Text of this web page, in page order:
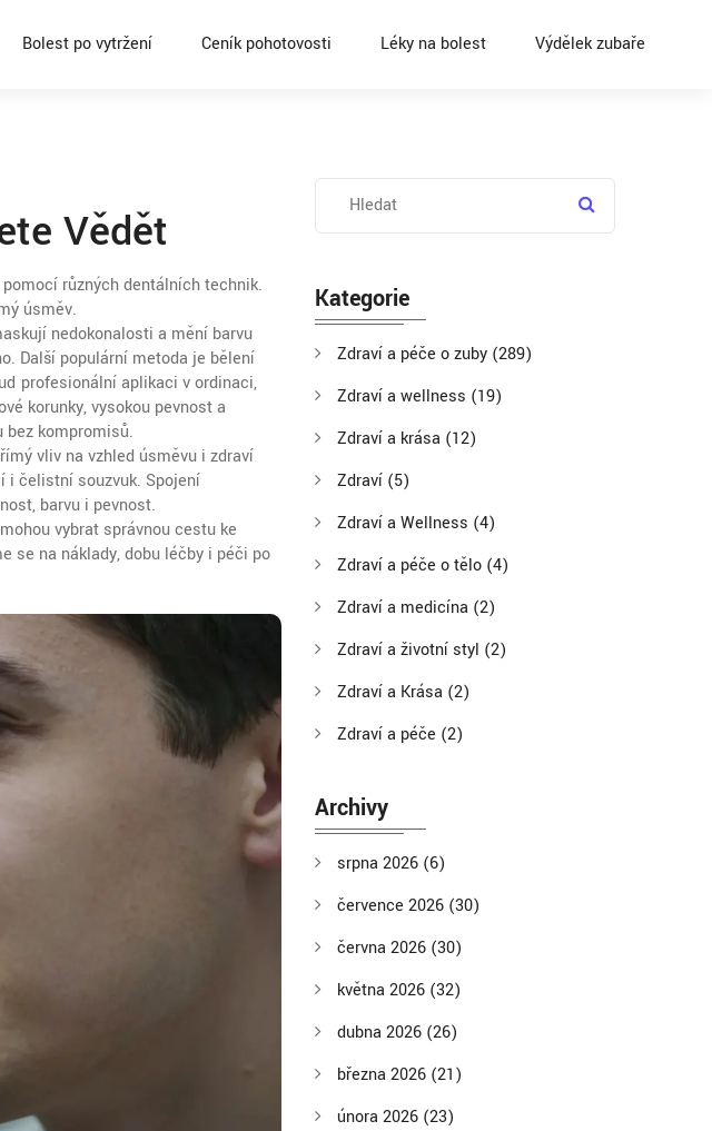
Bolest po vytržení Ceník pohotovosti Léky na bolest Výdělek zubaře
Vědět
různých dentálních technik.
úsměv.
nedokonalosti a mění barvu
Další populární metoda je bělení
profesionální aplikaci v ordinaci,
korunky,vysokou pevnost a
kompromisů.
vliv na vzhled úsměvu i zdraví
i čelistní souzvuk. Spojení
barvu i pevnost.
vybrat správnou cestu ke
se na náklady, dobu léčby i péči po
Kategorie
Zdraví a péče o zuby (289)
Zdraví a wellness (19)
Zdraví a krása (12)
Zdraví (5)
Zdraví a Wellness (4)
Zdraví a péče o tělo (4)
Zdraví a medicína (2)
Zdraví a životní styl (2)
Zdraví a Krása (2)
Zdraví a péče (2)
Archivy
srpna 2026 (6)
července 2026 (30)
června 2026 (30)
května 2026 (32)
dubna 2026 (26)
března 2026 (21)
února 2026 (23)